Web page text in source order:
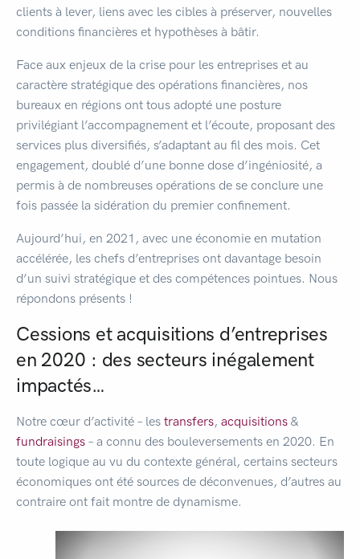
clients à lever, liens avec les cibles à préserver, nouvelles
conditions financières et hypothèses à bâtir.
Face aux enjeux de la crise pour les entreprises et au
caractère stratégique des opérations financières, nos
bureaux en régions ont tous adopté une posture
privilégiant l’accompagnement et l’écoute, proposant des
services plus diversifiés, s’adaptant au fil des mois. Cet
engagement, doublé d’une bonne dose d’ingéniosité, a
permis à de nombreuses opérations de se conclure une
fois passée la sidération du premier confinement.
Aujourd’hui, en 2021, avec une économie en mutation
accélérée, les chefs d’entreprises ont davantage besoin
d’un suivi stratégique et des compétences pointues. Nous
répondons présents !
Cessions et acquisitions d’entreprises
en 2020 : des secteurs inégalement
impactés…
Notre cœur d’activité – les transfers, acquisitions &
fundraisings – a connu des bouleversements en 2020. En
toute logique au vu du contexte général, certains secteurs
économiques ont été sources de déconvenues, d’autres au
contraire ont fait montre de dynamisme.